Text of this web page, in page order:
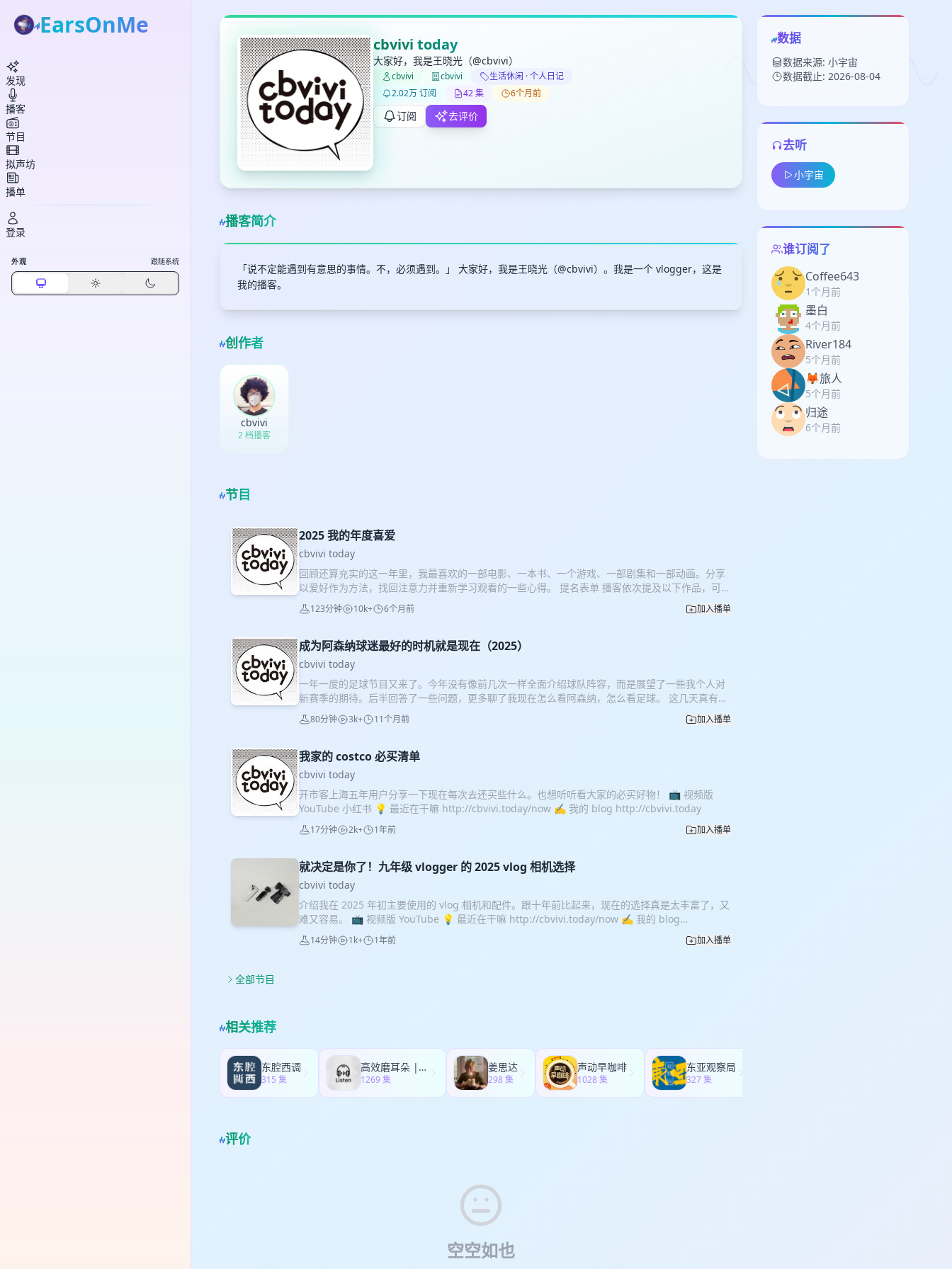
cbvivi today
大家好，我是王晓光（@cbvivi）
cbvivi cbvivi
生活休闲 · 个人日记
2.02万 订阅
42 集 6个月前
订阅 去评价
播客简介
「说不定能遇到有意思的事情。不，必须遇到。」 大家好，我是王晓光（@cbvivi）。我是一个 vlogger，这是
我的播客。
创作者
cbvivi
2 档播客
节目
2025 我的年度喜爱
cbvivi today
回顾还算充实的这一年里，我最喜欢的一部电影、一本书、一个游戏、一部剧集和一部动画。分享
以爱好作为方法，找回注意力并重新学习观看的一些心得。 提名表单 播客依次提及以下作品，可能
有剧透： 《阿凡达 3》（Avatar 3） 《凶器》（Weapons） 《碟中谍 8：最终清算》（Mission:
Impossible 8） 《不要太期待世界末日》（Do Not Expect Too Much from the End of the
《裹尸布》（The Shrouds） 《一战再战》（One Battle After Another） 《巴黎夏日》（That
Summer in Paris） 《奇遇》（L’Aventura） 《孤寂午后》（Afternoons of Solitude） 《与马克
·布朗的七次散步》（7 Walks with Mark Brown） 《微微实验》（Tiny Experiment） 《电影的
七段航程》 《阿涅斯的海滩：瓦尔达访谈录》 《总结：毛姆创作生涯回忆录》 《大自然的日历》
《计算中的上帝》 《复眼的映像：我与黑泽明》 Ottolenghi Simple: A Cookbook 《进入故事之
林》 《11/22/63》 《殉道学 : 塔可夫斯基日记 1970-1986》 《什么是镜头》（ショットとは何
か） 《盐，脂，酸，热 : 制造美味的新科学》 《锻炼锻炼有好处，先生》 《所谓好玩的事，我再
Mansion 3） 《死亡搁浅 导演剪辑版》（DEATH STRANDING DIRECTOR'S CUT） 《马里奥赛车
世界》（Mario Kart World） 《空洞骑士》（Hollow Knight） 《咚奇刚蕉力全开》（Donkey
Kong Bananza） 《光与影：33 号远征队》（Clair Obscur: Expedition 33） 《天国：拯救》
（Kingdom Come Deliverance） 《热点》（Hotspot） 《人生切割术》（Severance, S2） 《混
沌少年時》（Adolescence） 《73 码》（73 Yards，Doctor Who，S14E04） 《匹兹堡医护前
线》（the Pitt, S1） 《安多》（Andor, S2） 《彩排》（the Rehearsal, S2） 《特遣任务》
123分钟 10k+ 6个月前 加入播单
成为阿森纳球迷最好的时机就是现在（2025）
cbvivi today
一年一度的足球节目又来了。今年没有像前几次一样全面介绍球队阵容，而是展望了一些我个人对
新赛季的期待。后半回答了一些问题，更多聊了我现在怎么看阿森纳，怎么看足球。 这几天真有点
过年的感觉，祝大家新赛季看球都开心。
80分钟 3k+ 11个月前 加入播单
我家的 costco 必买清单
cbvivi today
开市客上海五年用户分享一下现在每次去还买些什么。也想听听看大家的必买好物！ 📺 视频版
YouTube 小红书 💡 最近在干嘛 http://cbvivi.today/now ✍️ 我的 blog http://cbvivi.today
17分钟 2k+ 1年前 加入播单
就决定是你了！九年级 vlogger 的 2025 vlog 相机选择
cbvivi today
介绍我在 2025 年初主要使用的 vlog 相机和配件。跟十年前比起来，现在的选择真是太丰富了，又
难又容易。 📺 视频版 YouTube 💡 最近在干嘛 http://cbvivi.today/now ✍️ 我的 blog
http://cbvivi.today
14分钟 1k+ 1年前 加入播单
全部节目
相关推荐
东腔西调
315 集
高效磨耳朵 | 最好的英语听力资源
1269 集
姜思达
298 集
声动早咖啡
1028 集
东亚观察局
327 集
评价
空空如也
数据
数据来源: 小宇宙
数据截止: 2026-08-04
去听
小宇宙
谁订阅了
Coffee643
1个月前
墨白
4个月前
River184
5个月前
🦊旅人
5个月前
归途
6个月前
打分
键盘下留人
高
删除确认
EarsOnMe
发现
播客
节目
拟声坊
播单
登录
外观 跟随系统
加入播单